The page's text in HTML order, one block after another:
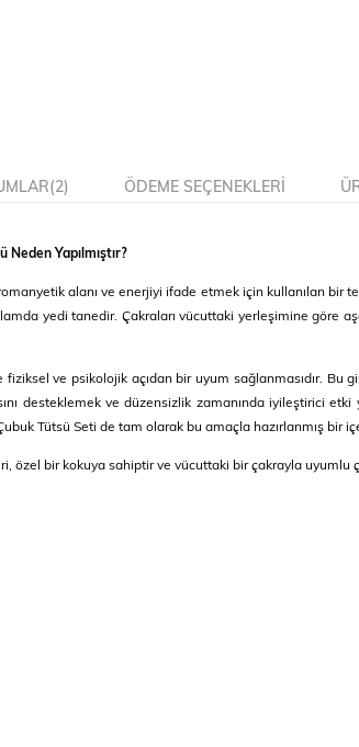
(2) ÖDEME SEÇENEKLERI
Yapılmıştır?
alanı ve enerjiyi ifade etmek için kullanılan bir
yedi tanedir. Çakraları vücuttaki yerleşimine göre
ve psikolojik açıdan bir uyum sağlanmasıdır.
desteklemek ve düzensizlik zamanında iyileştirici
Tütsü Seti de tam olarak bu amaçla hazırlanmış bir
özel bir kokuya sahiptir ve vücuttaki bir çakrayla uyumlu